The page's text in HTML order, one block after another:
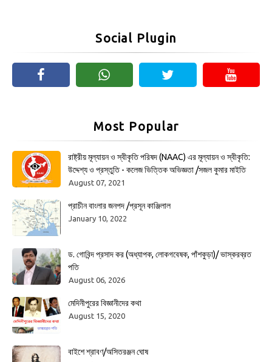
Social Plugin
Most Popular
রাষ্ট্রীয় মূল্যায়ন ও স্বীকৃতি পরিষদ (NAAC) এর মূল্যায়ন ও স্বীকৃতি:
উদ্দেশ্য ও প্রস্তুতি - কলেজ ভিত্তিক অভিজ্ঞতা /সজল কুমার মাইতি
August 07, 2021
প্রাচীন বাংলার জনপদ /প্রসূন কাঞ্জিলাল
January 10, 2022
ড. গোবিন্দ প্রসাদ কর (অধ্যাপক, লোকগবেষক, পাঁশকুড়া)/ ভাস্করব্রত
পতি
August 06, 2026
মেদিনীপুরের বিজ্ঞানীদের কথা
August 15, 2020
বাইশে শ্রাবণ/অসিতরঞ্জন ঘোষ